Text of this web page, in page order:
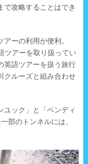
で攻略することはでき
ーの利用が便利。
ツアーを取り扱ってい
英語ツアーを扱う旅行
クルーズと組み合わせ
ユック」と「ベンディ
部のトンネルには、